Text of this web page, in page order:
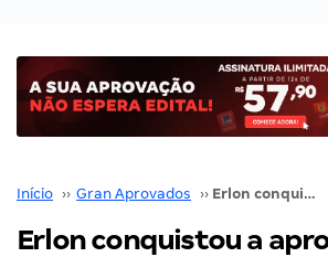
Início ›› Gran Aprovados ›› Erlon conquistou a aprovação no concurso SEC BA
Erlon conquistou a